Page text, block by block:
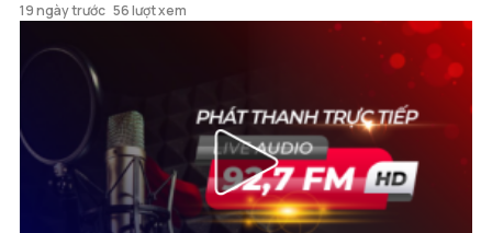
19 ngày trước 56 lượt xem